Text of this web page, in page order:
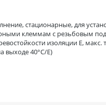
стационарные, для
клеммам с резьбовым
изоляции Е,
выходе 40°C/Е)